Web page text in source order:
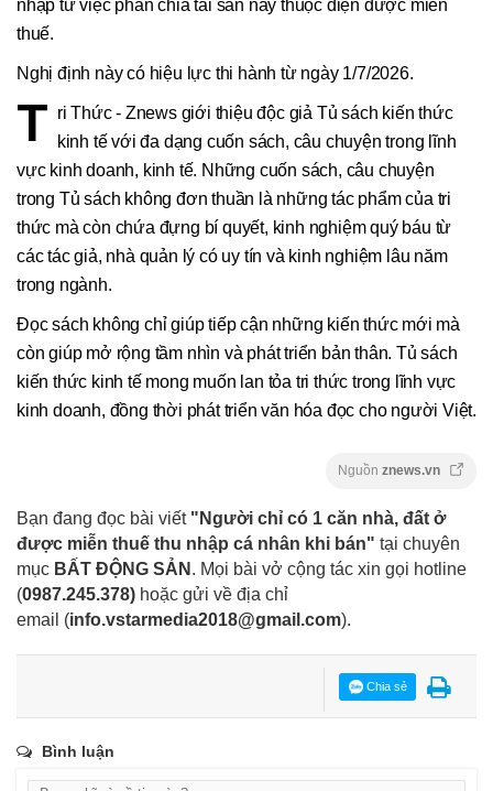
nhập từ việc phân chia tài sản này thuộc diện được miễn
thuế.
Nghị định này có hiệu lực thi hành từ ngày 1/7/2026.
T ri Thức - Znews giới thiệu độc giả Tủ sách kiến thức
kinh tế với đa dạng cuốn sách, câu chuyện trong lĩnh
vực kinh doanh, kinh tế. Những cuốn sách, câu chuyện
trong Tủ sách không đơn thuần là những tác phẩm của tri
thức mà còn chứa đựng bí quyết, kinh nghiệm quý báu từ
các tác giả, nhà quản lý có uy tín và kinh nghiệm lâu năm
trong ngành.
Đọc sách không chỉ giúp tiếp cận những kiến thức mới mà
còn giúp mở rộng tầm nhìn và phát triển bản thân. Tủ sách
kiến thức kinh tế mong muốn lan tỏa tri thức trong lĩnh vực
kinh doanh, đồng thời phát triển văn hóa đọc cho người Việt.
Nguồn znews.vn
Bạn đang đọc bài viết "Người chỉ có 1 căn nhà, đất ở
được miễn thuế thu nhập cá nhân khi bán" tại chuyên
mục BẤT ĐỘNG SẢN . Mọi bài vở cộng tác xin gọi hotline
(0987.245.378) hoặc gửi về địa chỉ
email (info.vstarmedia2018@gmail.com).
Chia sẻ
Bình luận